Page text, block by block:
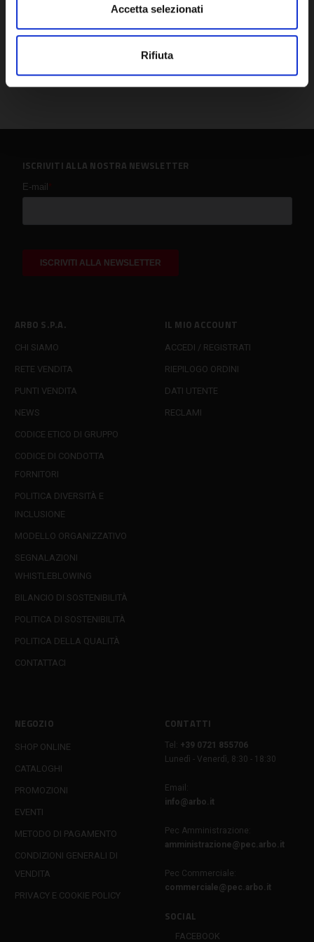
Accetta selezionati
Rifiuta
ARBO S.P.A.
CHI SIAMO
RETE VENDITA
PUNTI VENDITA
NEWS
CODICE ETICO DI GRUPPO
CODICE DI CONDOTTA
FORNITORI
POLITICA DIVERSITÀ E
INCLUSIONE
MODELLO ORGANIZZATIVO
SEGNALAZIONI
WHISTLEBLOWING
BILANCIO DI SOSTENIBILITÀ
POLITICA DI SOSTENIBILITÀ
POLITICA DELLA QUALITÀ
CONTATTACI
IL MIO ACCOUNT
ACCEDI / REGISTRATI
RIEPILOGO ORDINI
DATI UTENTE
RECLAMI
NEGOZIO
SHOP ONLINE
CATALOGHI
PROMOZIONI
EVENTI
METODO DI PAGAMENTO
CONDIZIONI GENERALI DI
VENDITA
PRIVACY E COOKIE POLICY
CONTATTI
Tel:
+39 0721 855706
Lunedì - Venerdì, 8:30 - 18:30
Email:
info@arbo.it
Pec Amministrazione:
amministrazione@pec.arbo.it
Pec Commerciale:
commerciale@pec.arbo.it
SOCIAL
FACEBOOK
ISCRIVITI ALLA NOSTRA NEWSLETTER